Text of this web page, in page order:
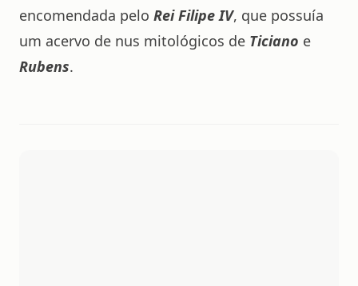
encomendada pelo Rei Filipe IV, que possuía
um acervo de nus mitológicos de Ticiano e
Rubens.